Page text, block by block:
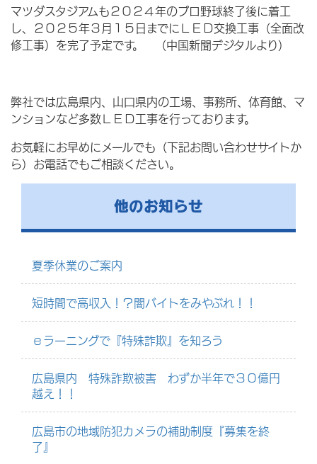
マツダスタジアムも２０２４年のプロ野球終了後に着工
し、２０２５年３月１５日までにＬＥＤ交換工事（全面改
修工事）を完了予定です。 （中国新聞デジタルより）
弊社では広島県内、山口県内の工場、事務所、体育館、マ
ンションなど多数ＬＥＤ工事を行っております。
お気軽にお早めにメールでも（下記お問い合わせサイトか
ら）お電話でもご相談ください。
他のお知らせ
夏季休業のご案内
短時間で高収入！？闇バイトをみやぶれ！！
ｅラーニングで『特殊詐欺』を知ろう
広島県内 特殊詐欺被害 わずか半年で３０億円
越え！！
広島市の地域防犯カメラの補助制度『募集を終
了』